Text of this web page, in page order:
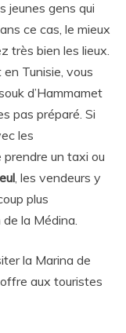
jeunes gens qui
ce cas, le mieux
très bien les lieux.
Tunisie, vous
d’Hammamet
pas préparé. Si
les
prendre un taxi ou
, les vendeurs y
plus
la Médina.
la Marina de
aux touristes